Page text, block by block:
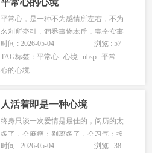
平常心的心境
平常心，是一种不为感情所左右，不为
名利所牵引，洞悉事物本质，完全实事
求是的心理状态。它不是仰视，不是俯
视，而是平视——平淡、平等、平凡、
平静地看问题。平常心要以知识为底
要以勇气为后盾，懦弱是不敢拥有平常
心的...
时间 : 2026-05-04
浏览 : 57
TAG标签：平常心 心境 nbsp 平常
心的心境
人活着即是一种心境
终身只谈一次爱情是最佳的，阅历的太
多了，会麻痹；别离多了，会习气；换
恋人多了，会对比；到最终，你不会再
时间 : 2026-05-04
浏览 : 38